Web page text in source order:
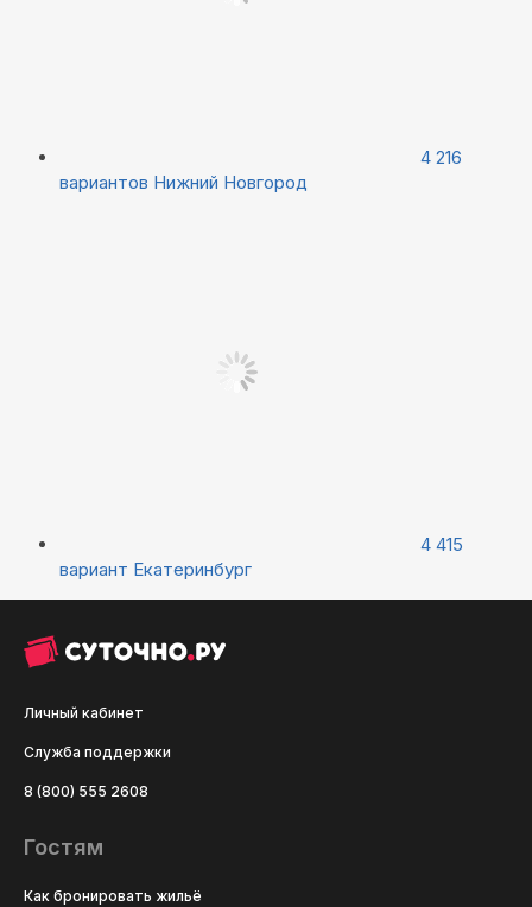
4 216
вариантов Нижний Новгород
4 415
вариант Екатеринбург
Личный кабинет
Служба поддержки
8 (800) 555 2608
Гостям
Как бронировать жильё